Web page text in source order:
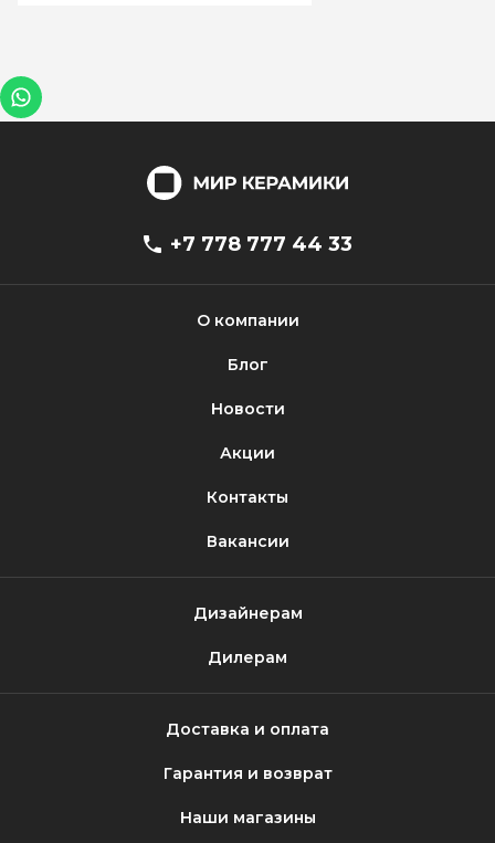
+7 778 777 44 33
О компании
Блог
Новости
Акции
Контакты
Вакансии
Дизайнерам
Дилерам
Доставка и оплата
Гарантия и возврат
Наши магазины